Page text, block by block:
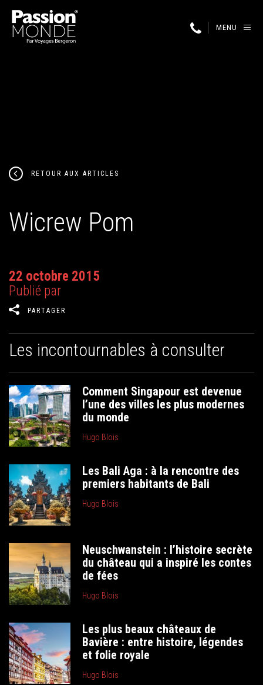
MENU
RETOUR AUX ARTICLES
Wicrew Pom
22 octobre 2015
Publié par
PARTAGER
Les incontournables à consulter
Comment Singapour est devenue
l’une des villes les plus modernes
du monde
Hugo Blois
Les Bali Aga : à la rencontre des
premiers habitants de Bali
Hugo Blois
Neuschwanstein : l’histoire secrète
du château qui a inspiré les contes
de fées
Hugo Blois
Les plus beaux châteaux de
Bavière : entre histoire, légendes
et folie royale
Hugo Blois